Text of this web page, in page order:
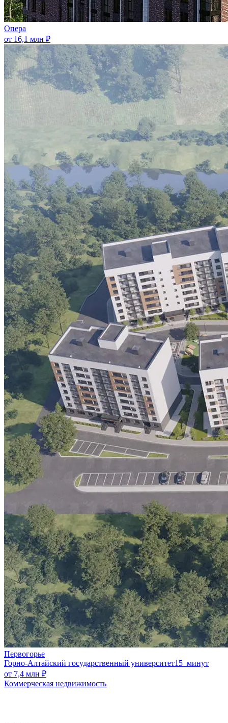
Опера
от 16,1 млн ₽
Первогорье
Горно-Алтайский государственный университет15 минут
от 7,4 млн ₽
Коммерческая недвижимость